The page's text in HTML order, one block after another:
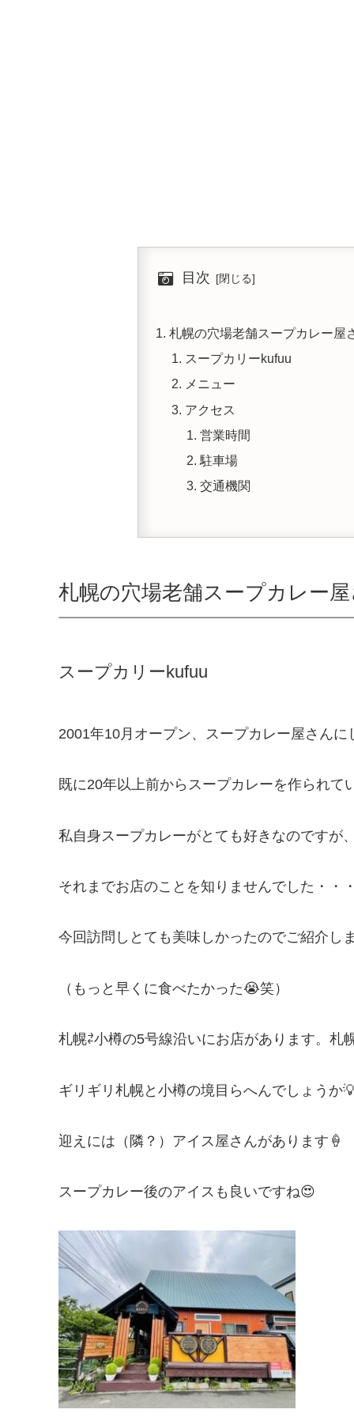
目次
札幌の穴場老舗スープカレー屋
スープカリーkufuu
メニュー
アクセス
営業時間
駐車場
交通機関
札幌の穴場老舗スープカレー
スープカリーkufuu
2001年10月オープン、スープカレー屋さん
既に20年以上前からスープカレーを作られて
私自身スープカレーがとても好きなのですが
それまでお店のことを知りませんでした・・
今回訪問しとても美味しかったのでご紹介し
（もっと早くに食べたかった😭笑）
札幌⇄小樽の5号線沿いにお店があります。札
ギリギリ札幌と小樽の境目らへんでしょうか
迎えには（隣？）アイス屋さんがあります🍦
スープカレー後のアイスも良いですね😍